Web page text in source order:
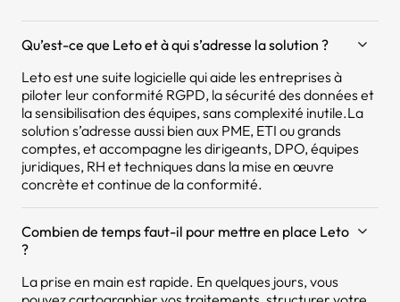
Qu’est-ce que Leto et à qui s’adresse la solution ?
Leto est une suite logicielle qui aide les entreprises à
piloter leur conformité RGPD, la sécurité des données et
la sensibilisation des équipes, sans complexité inutile.La
solution s’adresse aussi bien aux PME, ETI ou grands
comptes, et accompagne les dirigeants, DPO, équipes
juridiques, RH et techniques dans la mise en œuvre
concrète et continue de la conformité.
Combien de temps faut-il pour mettre en place Leto
?
La prise en main est rapide. En quelques jours, vous